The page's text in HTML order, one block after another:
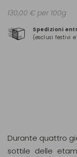
Spedizioni
(esclusi festivi
130,00 € per 100g
Durante quattro
sottile delle